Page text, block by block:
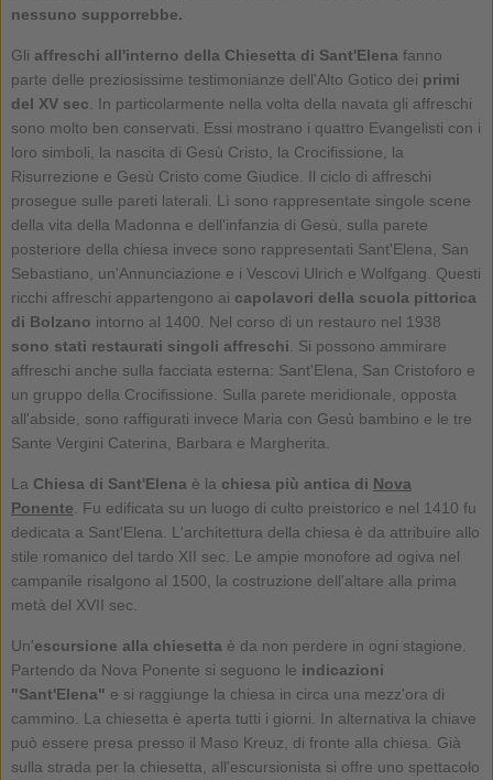
nessuno supporrebbe.
Gli affreschi all'interno della Chiesetta di Sant'Elena fanno
parte delle preziosissime testimonianze dell'Alto Gotico dei primi
del XV sec . In particolarmente nella volta della navata gli affreschi
sono molto ben conservati. Essi mostrano i quattro Evangelisti con i
loro simboli, la nascita di Gesù Cristo, la Crocifissione, la
Risurrezione e Gesù Cristo come Giudice. Il ciclo di affreschi
prosegue sulle pareti laterali. Lì sono rappresentate singole scene
della vita della Madonna e dell'infanzia di Gesù, sulla parete
posteriore della chiesa invece sono rappresentati Sant'Elena, San
Sebastiano, un'Annunciazione e i Vescovi Ulrich e Wolfgang. Questi
ricchi affreschi appartengono ai capolavori della scuola pittorica
di Bolzano intorno al 1400. Nel corso di un restauro nel 1938
sono stati restaurati singoli affreschi . Si possono ammirare
affreschi anche sulla facciata esterna: Sant'Elena, San Cristoforo e
un gruppo della Crocifissione. Sulla parete meridionale, opposta
all'abside, sono raffigurati invece Maria con Gesù bambino e le tre
Sante Vergini Caterina, Barbara e Margherita.
La Chiesa di Sant'Elena è la chiesa più antica di Nova
Ponente . Fu edificata su un luogo di culto preistorico e nel 1410 fu
dedicata a Sant'Elena. L'architettura della chiesa è da attribuire allo
stile romanico del tardo XII sec. Le ampie monofore ad ogiva nel
campanile risalgono al 1500, la costruzione dell'altare alla prima
metà del XVII sec.
Un'escursione alla chiesetta è da non perdere in ogni stagione.
Partendo da Nova Ponente si seguono le indicazioni
"Sant'Elena" e si raggiunge la chiesa in circa una mezz'ora di
cammino. La chiesetta è aperta tutti i giorni. In alternativa la chiave
può essere presa presso il Maso Kreuz, di fronte alla chiesa. Già
sulla strada per la chiesetta, all'escursionista si offre uno spettacolo